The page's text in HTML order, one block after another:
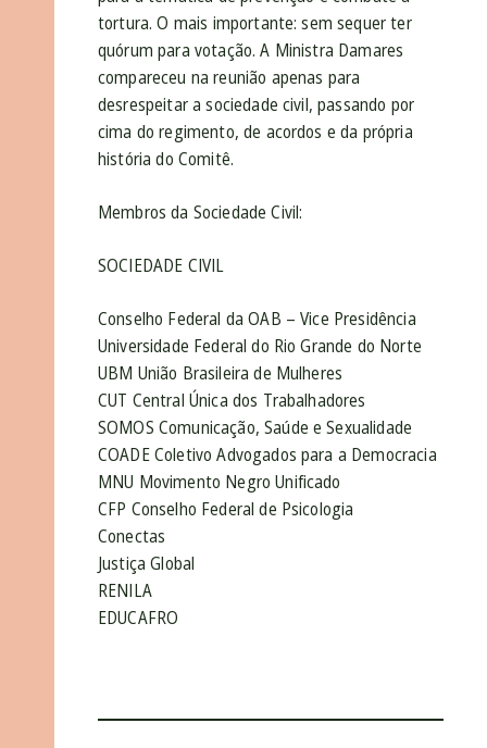
tortura. O mais importante: sem sequer ter
quórum para votação. A Ministra Damares
compareceu na reunião apenas para
desrespeitar a sociedade civil, passando por
cima do regimento, de acordos e da própria
história do Comitê.
Membros da Sociedade Civil:
SOCIEDADE CIVIL
Conselho Federal da OAB – Vice Presidência
Universidade Federal do Rio Grande do Norte
UBM União Brasileira de Mulheres
CUT Central Única dos Trabalhadores
SOMOS Comunicação, Saúde e Sexualidade
COADE Coletivo Advogados para a Democracia
MNU Movimento Negro Unificado
CFP Conselho Federal de Psicologia
Conectas
Justiça Global
RENILA
EDUCAFRO